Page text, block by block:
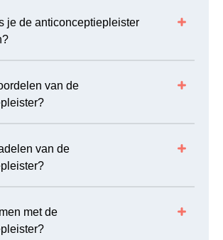
je de anticonceptiepleister
van de
van de
met de